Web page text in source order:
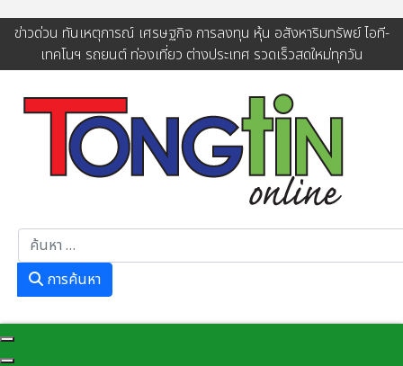
ข่าวด่วน ทันเหตุการณ์ เศรษฐกิจ การลงทุน หุ้น อสังหาริมทรัพย์ ไอที-
เทคโนฯ รถยนต์ ท่องเที่ยว ต่างประเทศ รวดเร็วสดใหม่ทุกวัน
การค้นหา